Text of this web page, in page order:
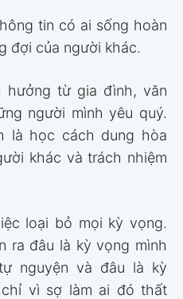
tin có ai sống hoàn
đợi của người khác.
hưởng từ gia đình, văn
người mình yêu quý.
là học cách dung hòa
khác và trách nhiệm
loại bỏ mọi kỳ vọng.
ra đâu là kỳ vọng mình
nguyện và đâu là kỳ
vì sợ làm ai đó thất